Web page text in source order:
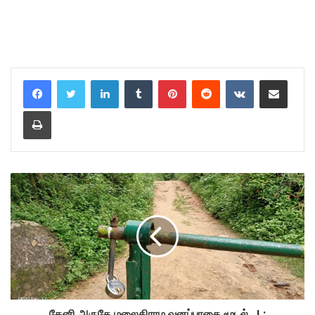
LinkedInTumblr PinterestReddit VKontakteShare via Email
Print